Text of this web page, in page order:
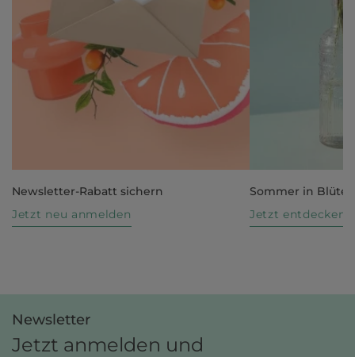
Newsletter-Rabatt sichern
Jetzt neu anmelden
Sommer in Blüte
Jetzt entdecken
Newsletter
Jetzt anmelden und